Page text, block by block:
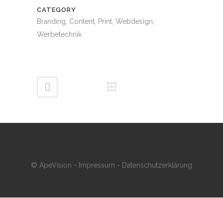
CATEGORY
Branding, Content, Print, Webdesign,
Werbetechnik
© ApeVision - Impressum - Datenschutzerklärung